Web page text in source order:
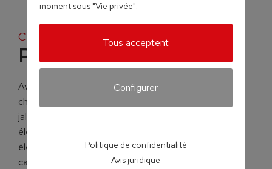
Chaudières à granulés
PE1 Pellet
Avec une surface au sol de seulement 0,45 m², la
chaudière à granulés PE1 Pellet pose de nouveaux
jalons. Un fonctionnement silencieux et un confort
élevé, de faibles émissions et une consommation
électrique extrêmement faible: telles sont les
caractéristiques qui distinguent la nouvelle PE1 Pellet.
moment sous "Vie privée".
Tous acceptent
Configurer
Politique de confidentialité
Avis juridique